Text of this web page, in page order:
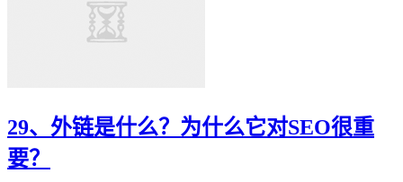
29、外链是什么？为什么它对SEO很重
要？